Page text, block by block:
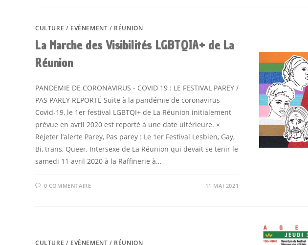
CULTURE / EVÈNEMENT / RÉUNION
La Marche des Visibilités LGBTQIA+ de La
Réunion
PANDEMIE DE CORONAVIRUS - COVID 19 : LE FESTIVAL PAREY /
PAS PAREY REPORTÉ Suite à la pandémie de coronavirus
Covid-19, le 1er festival LGBTQI+ de La Réunion initialement
prévue en avril 2020 est reporté à une date ultérieure. ×
Rejeter l’alerte Parey, Pas parey : Le 1er Festival Lesbien, Gay,
Bi, trans, Queer, Intersexe de La Réunion qui devait se tenir le
samedi 11 avril 2020 à la Raffinerie à…
0 COMMENTAIRE 11 MAI 2021
CULTURE / EVÈNEMENT / RÉUNION